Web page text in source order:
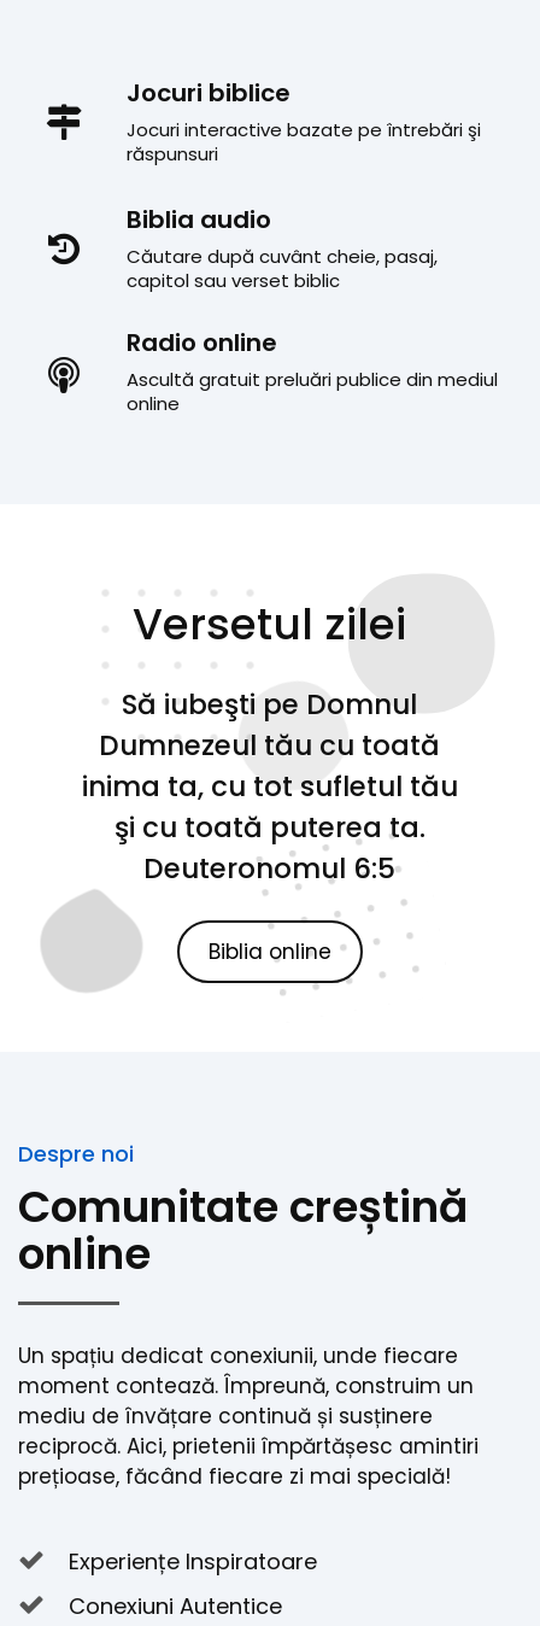
Jocuri biblice
Jocuri interactive bazate pe întrebări şi
răspunsuri
Biblia audio
Căutare după cuvânt cheie, pasaj,
capitol sau verset biblic
Radio online
Ascultă gratuit preluări publice din mediul
online
Versetul zilei
Să iubeşti pe Domnul
Dumnezeul tău cu toată
inima ta, cu tot sufletul tău
şi cu toată puterea ta.
Deuteronomul 6:5
Biblia online
Despre noi
Comunitate creștină
online
Un spațiu dedicat conexiunii, unde fiecare
moment contează. Împreună, construim un
mediu de învățare continuă și susținere
reciprocă. Aici, prietenii împărtășesc amintiri
prețioase, făcând fiecare zi mai specială!
Experiențe Inspiratoare
Conexiuni Autentice